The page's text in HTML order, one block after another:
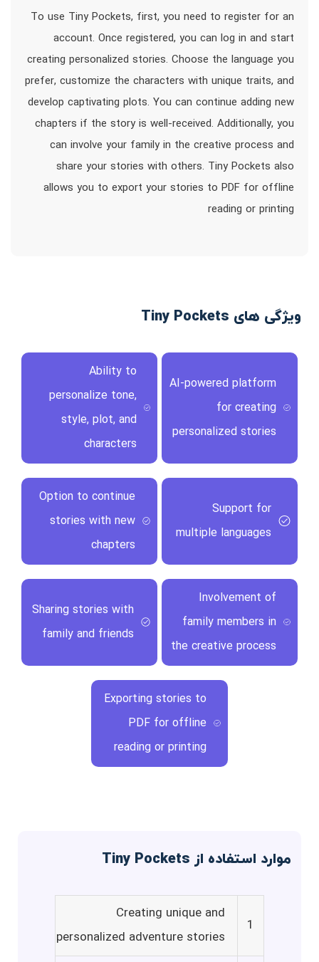
To use Tiny Pockets, first, you need to register for an
account. Once registered, you can log in and start
creating personalized stories. Choose the language you
prefer, customize the characters with unique traits, and
develop captivating plots. You can continue adding new
chapters if the story is well-received. Additionally, you
can involve your family in the creative process and
share your stories with others. Tiny Pockets also
allows you to export your stories to PDF for offline
reading or printing
ویژگی های Tiny Pockets
AI-powered platform
for creating
personalized stories
Ability to
personalize tone,
style, plot, and
characters
Support for
multiple languages
Option to continue
stories with new
chapters
Involvement of
family members in
the creative process
Sharing stories with
family and friends
Exporting stories to
PDF for offline
reading or printing
موارد استفاده از Tiny Pockets
1
Creating unique and
personalized adventure stories